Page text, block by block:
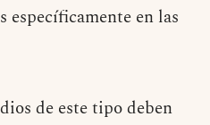
específicamente en las
de este tipo deben